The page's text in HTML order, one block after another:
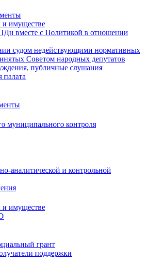
и имуществе
вместе с Политикой в отношении
судом недействующими нормативных
Советом народных депутатов
публичные слушания
палата
муниципального контроля
аналитической и контрольной
и имуществе
грант
поддержки